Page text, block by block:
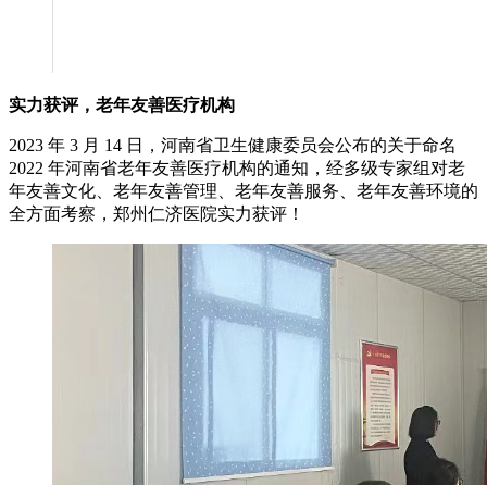
实力获评，老年友善医疗机构
2023 年 3 月 14 日，河南省卫生健康委员会公布的关于命名
2022 年河南省老年友善医疗机构的通知，经多级专家组对老
年友善文化、老年友善管理、老年友善服务、老年友善环境的
全方面考察，郑州仁济医院实力获评！